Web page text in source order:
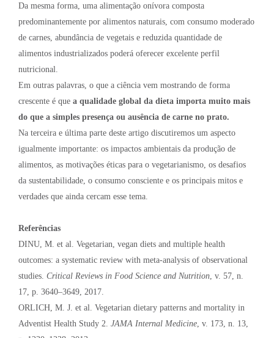
Da mesma forma, uma alimentação onívora composta
predominantemente por alimentos naturais, com consumo moderado
de carnes, abundância de vegetais e reduzida quantidade de
alimentos industrializados poderá oferecer excelente perfil
nutricional.
Em outras palavras, o que a ciência vem mostrando de forma
crescente é que a qualidade global da dieta importa muito mais
do que a simples presença ou ausência de carne no prato.
Na terceira e última parte deste artigo discutiremos um aspecto
igualmente importante: os impactos ambientais da produção de
alimentos, as motivações éticas para o vegetarianismo, os desafios
da sustentabilidade, o consumo consciente e os principais mitos e
verdades que ainda cercam esse tema.
Referências
DINU, M. et al. Vegetarian, vegan diets and multiple health
outcomes: a systematic review with meta-analysis of observational
studies. Critical Reviews in Food Science and Nutrition , v. 57, n.
17, p. 3640–3649, 2017.
ORLICH, M. J. et al. Vegetarian dietary patterns and mortality in
Adventist Health Study 2. JAMA Internal Medicine , v. 173, n. 13,